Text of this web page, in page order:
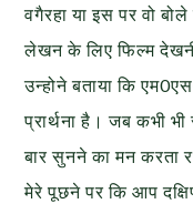
वगैरहा या इस पर वो
लेखन के लिए फिल्म
उन्होने बताया कि
प्रार्थना है। जब कभी
बार सुनने का मन करता
मेरे पूछने पर कि आप